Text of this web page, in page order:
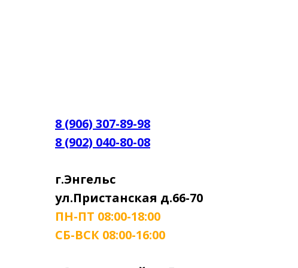
8 (906) 307-89-98
8 (902) 040-80-08
г.Энгельс
ул.Пристанская д.66-70
ПН-ПТ 08:00-18:00
СБ-ВСК 08:00-16:00